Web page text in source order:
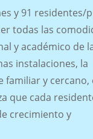
y 91 residentes/
todas las
y académico de
instalaciones, la
familiar y cercano,
que cada
crecimiento y